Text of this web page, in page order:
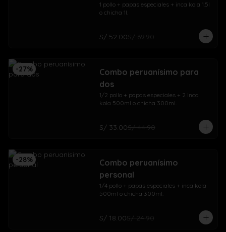
1 pollo + papas especiales + inca kola 1.5l
o chicha 1l.
S/ 52.00S/ 69.90
-27%
Combo peruanísimo para
dos
1/2 pollo + papas especiales + 2 inca
kola 500ml o chicha 300ml.
S/ 33.00S/ 44.90
-28%
Combo peruanísimo
personal
1/4 pollo + papas especiales + inca kola
500ml o chicha 300ml.
S/ 18.00S/ 24.90